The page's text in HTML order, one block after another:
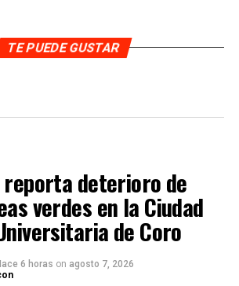
TE PUEDE GUSTAR
reporta deterioro de
verdes en la Ciudad
de Coro
6 horas on agosto 7, 2026